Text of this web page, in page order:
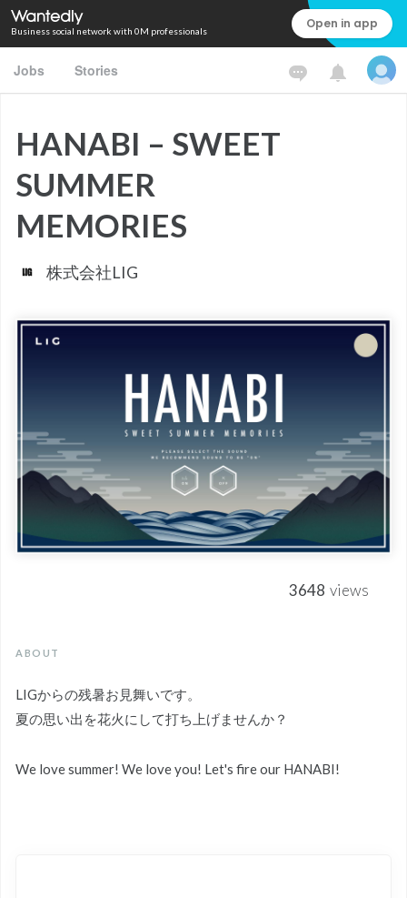
Business social network with 0M professionals Open in app
Jobs Stories
HANABI – SWEET
SUMMER
MEMORIES
株式会社LIG
3648 views
ABOUT
LIGからの残暑お見舞いです。
夏の思い出を花火にして打ち上げませんか？
We love summer! We love you! Let's fire our HANABI!